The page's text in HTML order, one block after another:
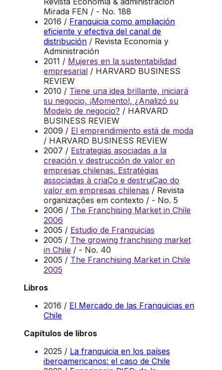
Mirada FEN / - No. 188
2016 / Franquicia como ampliación
eficiente y efectiva del canal de
distribución / Revista Economía y
Administración
2011 / Mujeres en la sustentabilidad
empresarial / HARVARD BUSINESS
REVIEW
2010 / Tiene una idea brillante, iniciará
su negocio, ¡Momento!, ¿Analizó su
Modelo de negocio? / HARVARD
BUSINESS REVIEW
2009 / El emprendimiento está de moda
/ HARVARD BUSINESS REVIEW
2007 / Estrategias asociadas a la
creación y destrucción de valor en
empresas chilenas. Estratégias
associadas à criaÇo e destruiÇao do
valor em empresas chilenas / Revista
organizações em contexto / - No. 5
2006 / The Franchising Market in Chile
2006
2005 / Estudio de Franquicias
2005 / The growing franchising market
in Chile / - No. 40
2005 / The Franchising Market in Chile
2005
Libros
2016 / El Mercado de las Franquicias en
Chile
Capítulos de libros
2025 / La franquicia en los países
iberoamericanos: el caso de Chile